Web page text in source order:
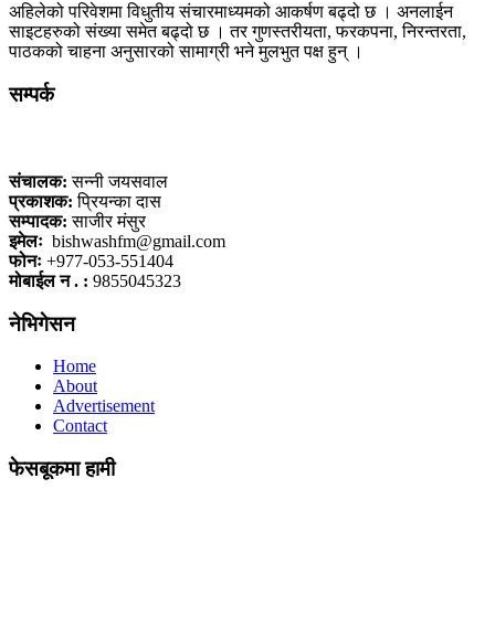
अहिलेको परिवेशमा विधुतीय संचारमाध्यमको आकर्षण बढ्दो छ । अनलाईन
साइटहरुको संख्या समेत बढ्दो छ । तर गुणस्तरीयता, फरकपना, निरन्तरता,
पाठकको चाहना अनुसारको सामाग्री भने मुलभुत पक्ष हुन् ।
सम्पर्क
संचालक: सन्नी जयसवाल
प्रकाशक: प्रियन्का दास
सम्पादक: साजीर मंसुर
इमेलः bishwashfm@gmail.com
फोनः +977-053-551404
मोबाईल न . : 9855045323
नेभिगेसन
Home
About
Advertisement
Contact
फेसबूकमा हामी